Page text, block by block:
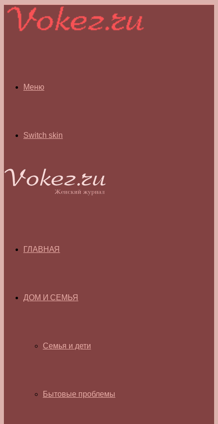
Меню
Switch skin
ГЛАВНАЯ
ДОМ И СЕМЬЯ
Семья и дети
Бытовые проблемы